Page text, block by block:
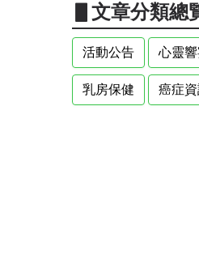
▋文章分類總
活動公告 心靈
乳房保健 癌症